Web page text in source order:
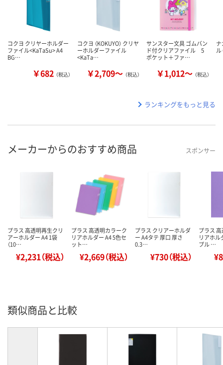
コクヨ クリヤーホルダー
ファイル<KaTaSu> A4
BG…
￥682 （税込）
コクヨ （KOKUYO） クリヤ
ーホルダーファイル
<KaTa…
￥2,709～ （税込）
サンスター文具 ゴムバン
ド付クリアファイル 5
ポケット＋ファ…
￥1,012～ （税込）
ナ
ル
ランキングをもっと見る
メーカーからのおすすめ商品 スポンサー
プラス 高透明再生クリ
アーホルダー A4 1袋
（10…
¥2,231（税込）
プラス 高透明カラーク
リアホルダー A4 5色セ
ット…
¥2,669（税込）
プラス クリアーホルダ
ー A4タテ 厚口 厚さ
0.3…
¥730（税込）
プラス
リアホル
プル …
類似商品と比較